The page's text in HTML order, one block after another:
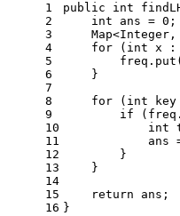
1
2
3
4
5
6
7
8
9
10
11
12
13
14
15
16
public int
int
ans = 0 ;
for ( int x :
    }
for ( int
if
int
ans
        }
    }
return ans;
}